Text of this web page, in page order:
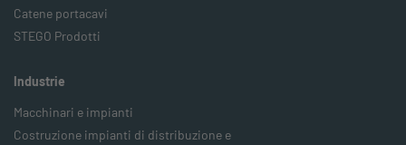
Catene portacavi
STEGO Prodotti
Industrie
Macchinari e impianti
Costruzione impianti di distribuzione e